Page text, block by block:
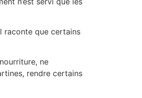
raconte que certains
ne
rendre certains